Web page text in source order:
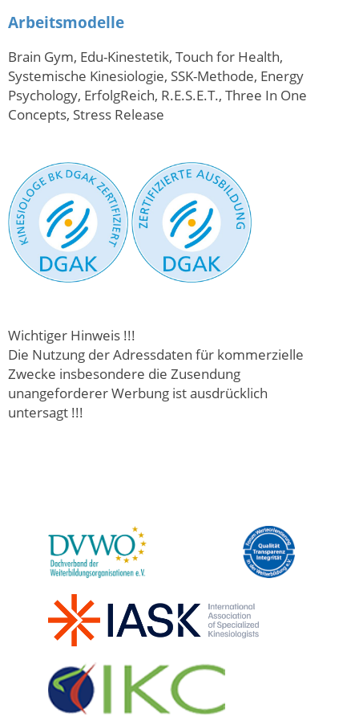
Arbeitsmodelle
Brain Gym, Edu-Kinestetik, Touch for Health,
Systemische Kinesiologie, SSK-Methode, Energy
Psychology, ErfolgReich, R.E.S.E.T., Three In One
Concepts, Stress Release
Wichtiger Hinweis !!!
Die Nutzung der Adressdaten für kommerzielle
Zwecke insbesondere die Zusendung
unangeforderer Werbung ist ausdrücklich
untersagt !!!